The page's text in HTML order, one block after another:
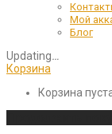
Мой
Блог
Updating…
Корзина
Корзина